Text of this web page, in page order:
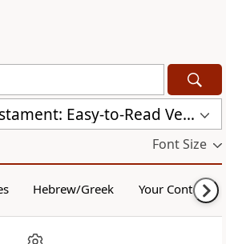
Serbian New Testament: Easy-to-Read Version (ERV-SR)
Font Size
Hebrew/Greek Your Content